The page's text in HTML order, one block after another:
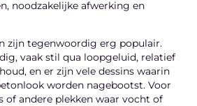
noodzakelijke afwerking en
zijn tegenwoordig erg populair.
vaak stil qua loopgeluid, relatief
en er zijn vele dessins waarin
worden nagebootst. Voor
of andere plekken waar vocht of